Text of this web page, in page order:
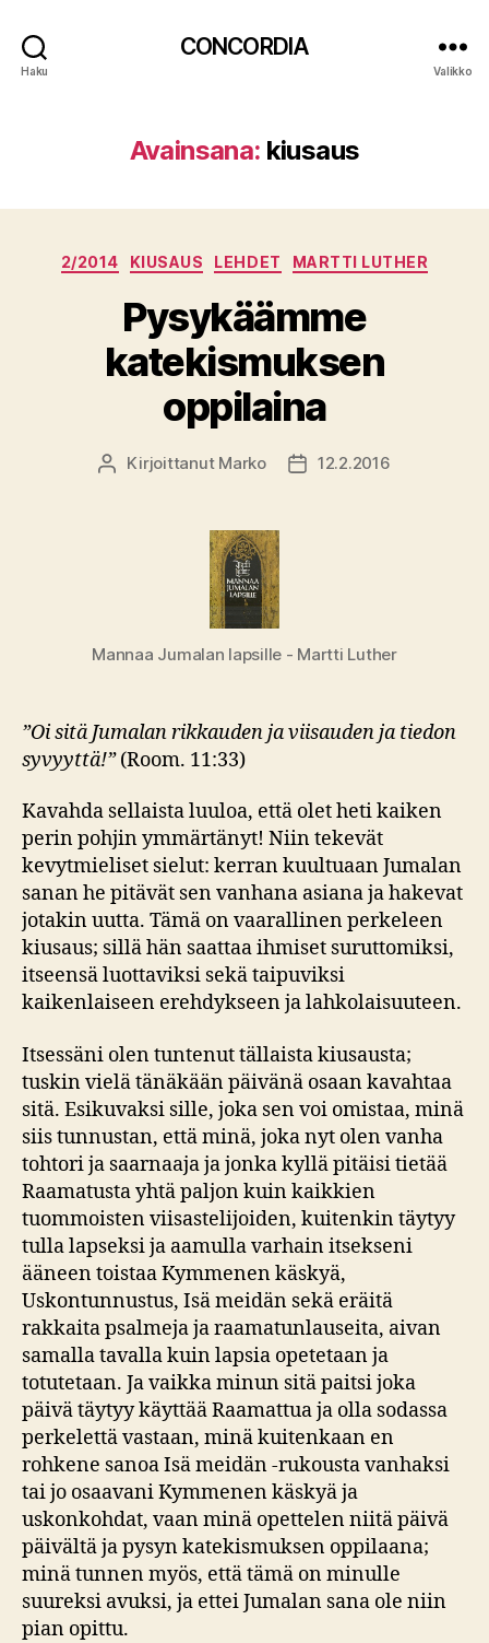
Haku
CONCORDIA
Valikko
Avainsana: kiusaus
Kategoriat
2/2014 KIUSAUS LEHDET MARTTI LUTHER
Pysykäämme
katekismuksen
oppilaina
Kirjoittaja
Kirjoittanut Marko Julkaisupäivämäärä
12.2.2016
Mannaa Jumalan lapsille - Martti Luther
”Oi sitä Jumalan rikkauden ja viisauden ja tiedon
syvyyttä!”(Room. 11:33)
Kavahda sellaista luuloa, että olet heti kaiken
perin pohjin ymmärtänyt! Niin tekevät
kevytmieliset sielut: kerran kuultuaan Jumalan
sanan he pitävät sen vanhana asiana ja hakevat
jotakin uutta. Tämä on vaarallinen perkeleen
kiusaus; sillä hän saattaa ihmiset suruttomiksi,
itseensä luottaviksi sekä taipuviksi
kaikenlaiseen erehdykseen ja lahkolaisuuteen.
Itsessäni olen tuntenut tällaista kiusausta;
tuskin vielä tänäkään päivänä osaan kavahtaa
sitä. Esikuvaksi sille, joka sen voi omistaa, minä
siis tunnustan, että minä, joka nyt olen vanha
tohtori ja saarnaaja ja jonka kyllä pitäisi tietää
Raamatusta yhtä paljon kuin kaikkien
tuommoisten viisastelijoiden, kuitenkin täytyy
tulla lapseksi ja aamulla varhain itsekseni
ääneen toistaa Kymmenen käskyä,
Uskontunnustus, Isä meidän sekä eräitä
rakkaita psalmeja ja raamatunlauseita, aivan
samalla tavalla kuin lapsia opetetaan ja
totutetaan. Ja vaikka minun sitä paitsi joka
päivä täytyy käyttää Raamattua ja olla sodassa
perkelettä vastaan, minä kuitenkaan en
rohkene sanoa Isä meidän -rukousta vanhaksi
tai jo osaavani Kymmenen käskyä ja
uskonkohdat, vaan minä opettelen niitä päivä
päivältä ja pysyn katekismuksen oppilaana;
minä tunnen myös, että tämä on minulle
suureksi avuksi, ja ettei Jumalan sana ole niin
pian opittu.